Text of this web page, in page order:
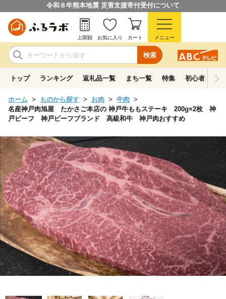
令和８年熊本地震 災害支援寄付受付について
検索
上限額 お気に入り カート メニュー
トップ ランキング 返礼品一覧 まち一覧 特集 初心者ガイド
ホーム ものから探す お肉
牛肉
名産神戸肉旭屋 たかさご本店の 神戸牛ももステーキ 200g×2枚 神
戸ビーフ 神戸ビーフブランド 高級和牛 神戸肉おすすめ